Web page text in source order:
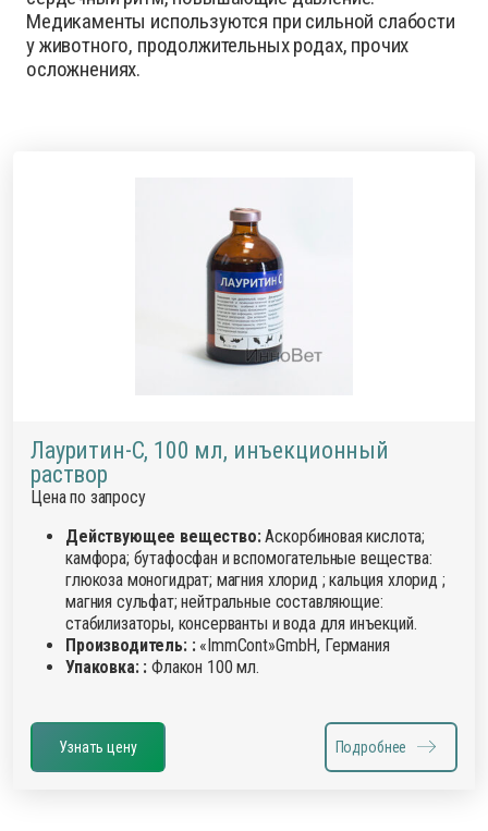
Медикаменты используются при сильной слабости
у животного, продолжительных родах, прочих
осложнениях.
Лауритин-С, 100 мл, инъекционный
раствор
Цена по запросу
Действующее вещество:Аскорбиновая кислота;
камфора; бутафосфан и вспомогательные вещества:
глюкоза моногидрат; магния хлорид ; кальция хлорид ;
магния сульфат; нейтральные составляющие:
стабилизаторы, консерванты и вода для инъекций.
Производитель: :«ImmCont»GmbH, Германия
Упаковка: : Флакон 100 мл.
Узнать цену Подробнее